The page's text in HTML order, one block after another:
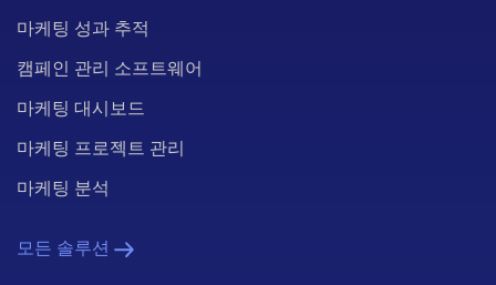
마케팅 성과 추적
캠페인 관리 소프트웨어
마케팅 대시보드
마케팅 프로젝트 관리
마케팅 분석
모든 솔루션